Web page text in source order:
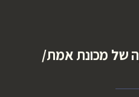
של מכונת אמת/